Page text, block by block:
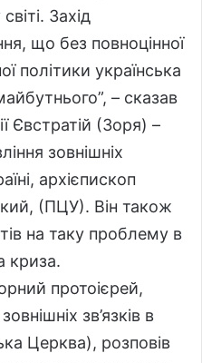
Захід
що без повноцінної
політики українська
– сказав
Євстратій (Зоря) –
зовнішніх
архієпископ
(ПЦУ). Він також
на таку проблему в
криза.
протоієрей,
зв’язків в
Церква), розповів